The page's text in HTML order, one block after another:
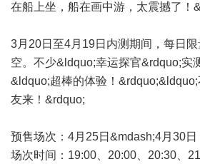
在船上坐，船在画中游，太震撼了！
3月20日至4月19日内测期间，每日
空。不少&ldquo;幸运探官&rdquo;实
&ldquo;超棒的体验！
友来！&rdquo;
预售场次：4月25日&mdash;4月30日
场次时间：19:00、20:00、20:30、